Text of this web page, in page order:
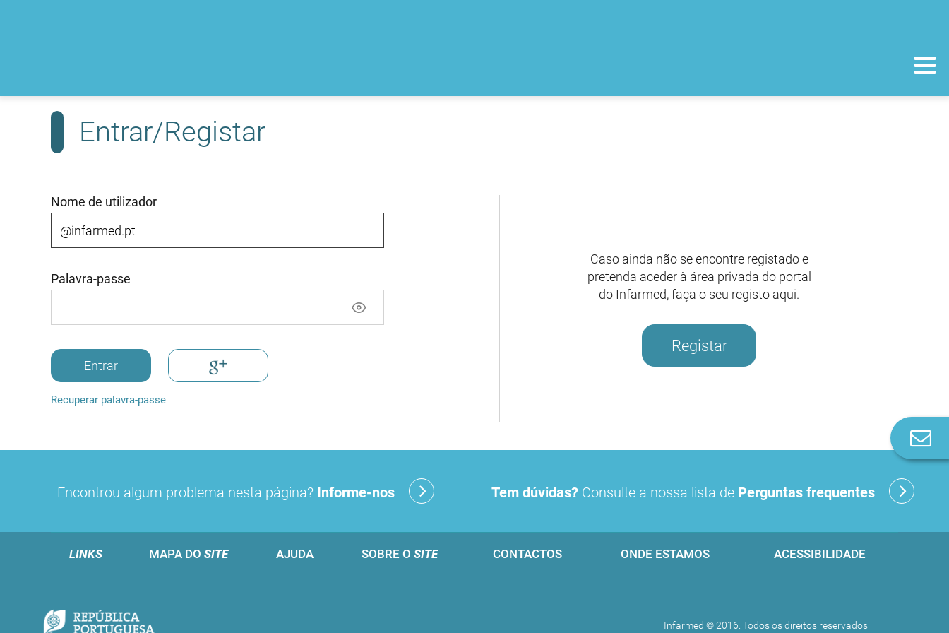
Entrar/Registar
Nome de utilizador
Palavra-passe
Entrar
Recuperar palavra-passe
Caso ainda não se encontre registado e
pretenda aceder à área privada do portal
do Infarmed, faça o seu registo aqui.
Registar
Encontrou algum problema nesta página? Informe-nos Tem dúvidas? Consulte a nossa lista de Perguntas frequentes
LINKS MAPA DO SITE AJUDA SOBRE O SITE CONTACTOS ONDE ESTAMOS ACESSIBILIDADE
Infarmed © 2016. Todos os direitos reservados